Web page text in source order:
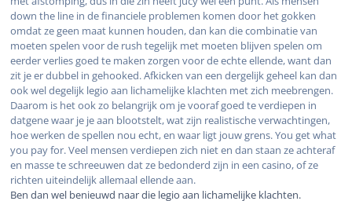
down the line in de financiele problemen komen door het gokken
omdat ze geen maat kunnen houden, dan kan die combinatie van
moeten spelen voor de rush tegelijk met moeten blijven spelen om
eerder verlies goed te maken zorgen voor de echte ellende, want dan
zit je er dubbel in gehooked. Afkicken van een dergelijk geheel kan dan
ook wel degelijk legio aan lichamelijke klachten met zich meebrengen.
Daarom is het ook zo belangrijk om je vooraf goed te verdiepen in
datgene waar je je aan blootstelt, wat zijn realistische verwachtingen,
hoe werken de spellen nou echt, en waar ligt jouw grens. You get what
you pay for. Veel mensen verdiepen zich niet en dan staan ze achteraf
en masse te schreeuwen dat ze bedonderd zijn in een casino, of ze
richten uiteindelijk allemaal ellende aan.
Ben dan wel benieuwd naar die legio aan lichamelijke klachten.